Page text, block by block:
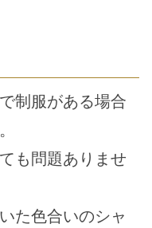
制服がある場合
も問題ありませ
た色合いのシャ